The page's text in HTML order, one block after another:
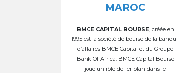
MAROC
BMCE CAPITAL BOURSE , créée en
1995 est la société de bourse de la
d’affaires BMCE Capital et du Groupe
Bank Of Africa. BMCE Capital Bourse
joue un rôle de 1er plan dans le